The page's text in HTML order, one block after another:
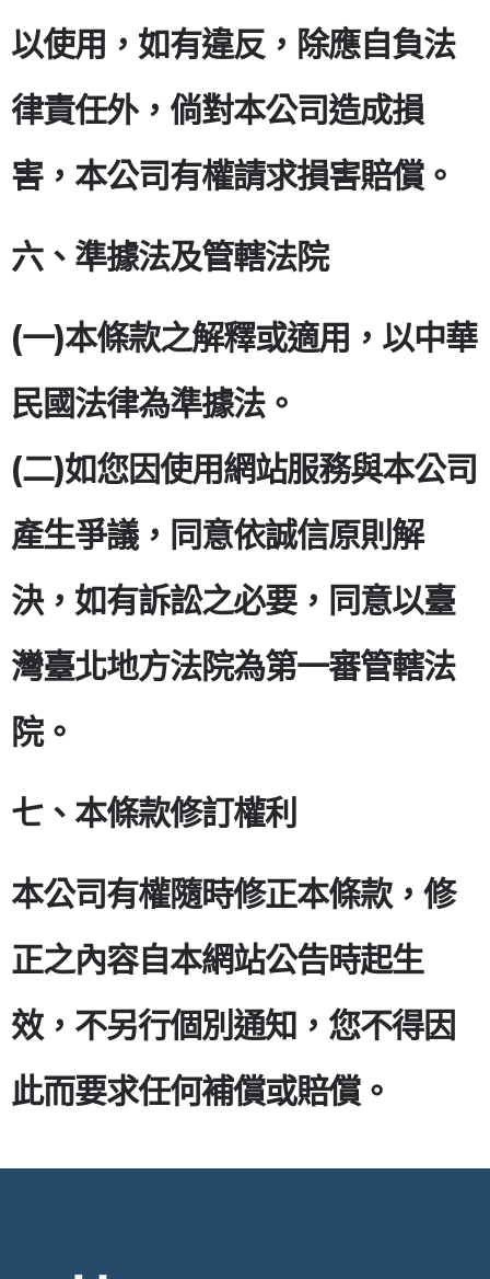
以使用，如有違反，除應自負法
律責任外，倘對本公司造成損
害，本公司有權請求損害賠償。
六、準據法及管轄法院
(一)本條款之解釋或適用，以中華
民國法律為準據法。
(二)如您因使用網站服務與本公司
產生爭議，同意依誠信原則解
決，如有訴訟之必要，同意以臺
灣臺北地方法院為第一審管轄法
院。
七、本條款修訂權利
本公司有權隨時修正本條款，修
正之內容自本網站公告時起生
效，不另行個別通知，您不得因
此而要求任何補償或賠償。